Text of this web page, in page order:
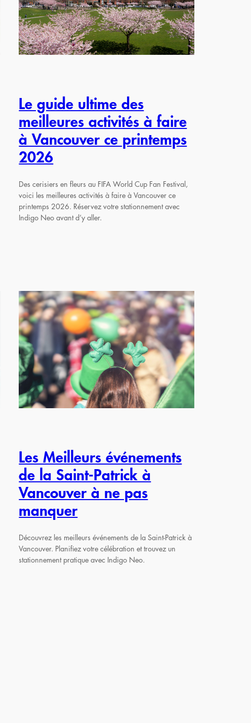
Le guide ultime des
meilleures activités à faire
à Vancouver ce printemps
2026
Des cerisiers en fleurs au FIFA World Cup Fan Festival,
voici les meilleures activités à faire à Vancouver ce
printemps 2026. Réservez votre stationnement avec
Indigo Neo avant d’y aller.
Les Meilleurs événements
de la Saint-Patrick à
Vancouver à ne pas
manquer
Découvrez les meilleurs événements de la Saint-Patrick à
Vancouver. Planifiez votre célébration et trouvez un
stationnement pratique avec Indigo Neo.